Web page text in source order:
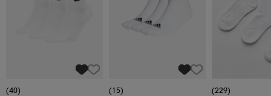
(40)
(15)
(229)